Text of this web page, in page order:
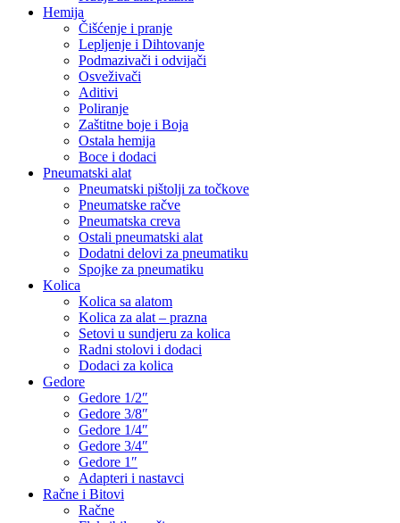
Hemija
Čišćenje i pranje
Lepljenje i Dihtovanje
Podmazivači i odvijači
Osveživači
Aditivi
Poliranje
Zaštitne boje i Boja
Ostala hemija
Boce i dodaci
Pneumatski alat
Pneumatski pištolji za točkove
Pneumatske račve
Pneumatska creva
Ostali pneumatski alat
Dodatni delovi za pneumatiku
Spojke za pneumatiku
Kolica
Kolica sa alatom
Kolica za alat – prazna
Setovi u sundjeru za kolica
Radni stolovi i dodaci
Dodaci za kolica
Gedore
Gedore 1/2″
Gedore 3/8″
Gedore 1/4″
Gedore 3/4″
Gedore 1″
Adapteri i nastavci
Račne i Bitovi
Račne